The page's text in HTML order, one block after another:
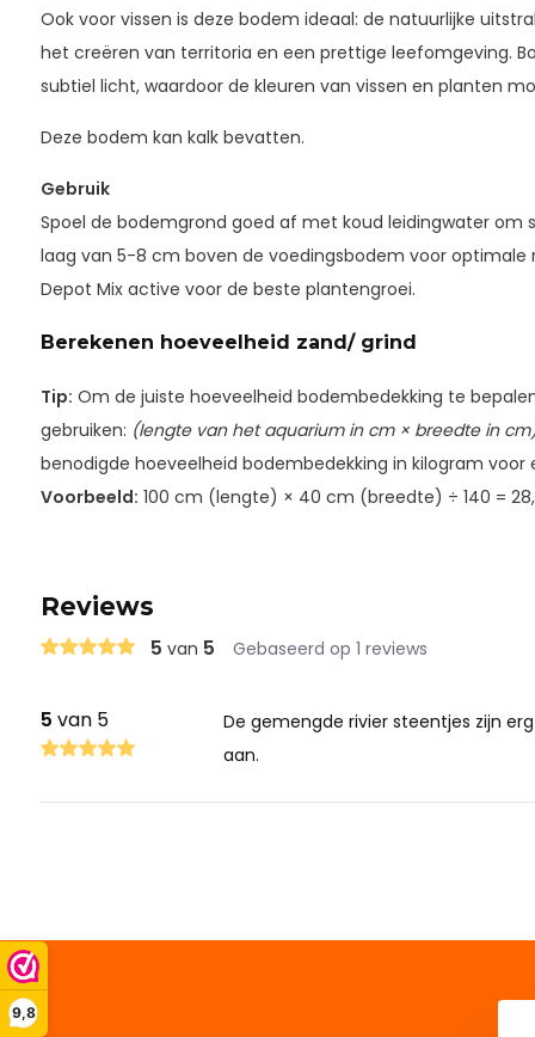
9,8
Ook voor vissen is deze bodem ideaal: de natuurlijke
het creëren van territoria en een prettige leefomgeving.
subtiel licht, waardoor de kleuren van vissen en planten
Deze bodem kan kalk bevatten.
Gebruik
Spoel de bodemgrond goed af met koud leidingwater om
laag van 5-8 cm boven de voedingsbodem voor
Depot Mix active voor de beste plantengroei.
Berekenen hoeveelheid zand/ grind
Tip: Om de juiste hoeveelheid bodembedekking te
gebruiken: (lengte van het aquarium in cm × breedte in
benodigde hoeveelheid bodembedekking in kilogram voor
Voorbeeld: 100 cm (lengte) × 40 cm (breedte) ÷ 140 =
Reviews
5 van 5 Gebaseerd op 1 reviews
5 van 5
De gemengde rivier steentjes zijn
aan.